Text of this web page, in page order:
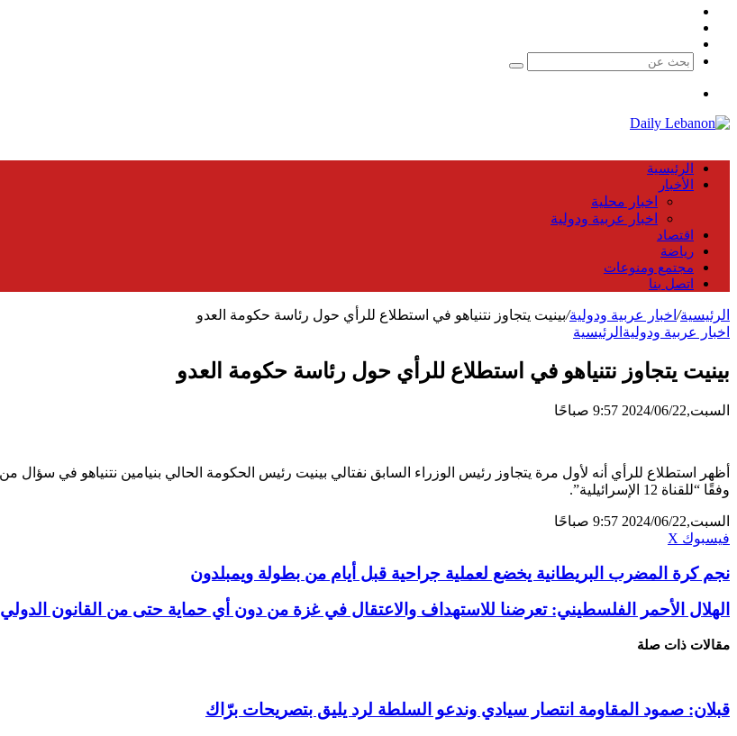
بحث
الرئيسية
الأخبار
اخبار محلية
اخبار عربية ودولية
اقتصاد
رياضة
مجتمع ومنوعات
اتصل بنا
الرئيسية/ اخبار عربية ودولية/بينيت يتجاوز نتنياهو في استطلاع للرأي حول رئاسة حكومة العدو
اخبار عربية ودولية الرئيسية
بينيت يتجاوز نتنياهو في استطلاع للرأي حول رئاسة حكومة العدو
السبت,2024/06/22 9:57 صباحًا
وفقًا “للقناة 12 الإسرائيلية”.
السبت,2024/06/22 9:57 صباحًا
فيسبوك X
نجم كرة المضرب البريطانية يخضع لعملية جراحية قبل أيام من بطولة ويمبلدون
الهلال الأحمر الفلسطيني: تعرضنا للاستهداف والاعتقال في غزة من دون أي حماية حتى من القانون الدولي
مقالات ذات صلة
قبلان: صمود المقاومة انتصار سيادي وندعو السلطة لرد يليق بتصريحات برّاك